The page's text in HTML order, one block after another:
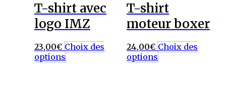
T-shirt avec
logo IMZ
23,00€ Choix des
options
produit
T-shirt
moteur boxer
24,00€ Choix des
options
produit